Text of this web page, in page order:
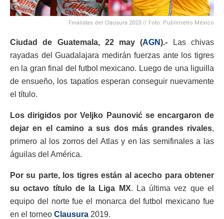
Finalistas del Clausura 2023 // Foto: Publimetro México
Ciudad de Guatemala, 22 may (AGN).-
Las chivas
rayadas del Guadalajara medirán fuerzas ante los tigres
en la gran final del futbol mexicano. Luego de una liguilla
de ensueño, los tapatíos esperan conseguir nuevamente
el título.
Los dirigidos por Veljko Paunović se encargaron de
dejar en el camino a sus dos más grandes rivales,
primero al los zorros del Atlas y en las semifinales a las
águilas del América.
Por su parte, los tigres están al acecho para obtener
su octavo título de la Liga MX. La última vez que el
equipo del norte fue el monarca del futbol mexicano fue
en el torneo Clausura 2019.